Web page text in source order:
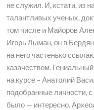
не служил. И, кстати, из
талантливых ученых,
том числе и Майоров
Игорь Лыман, он в
на него частенько
казачеством.
на курсе – Анатолий
подобранные личности,
было — интересно.